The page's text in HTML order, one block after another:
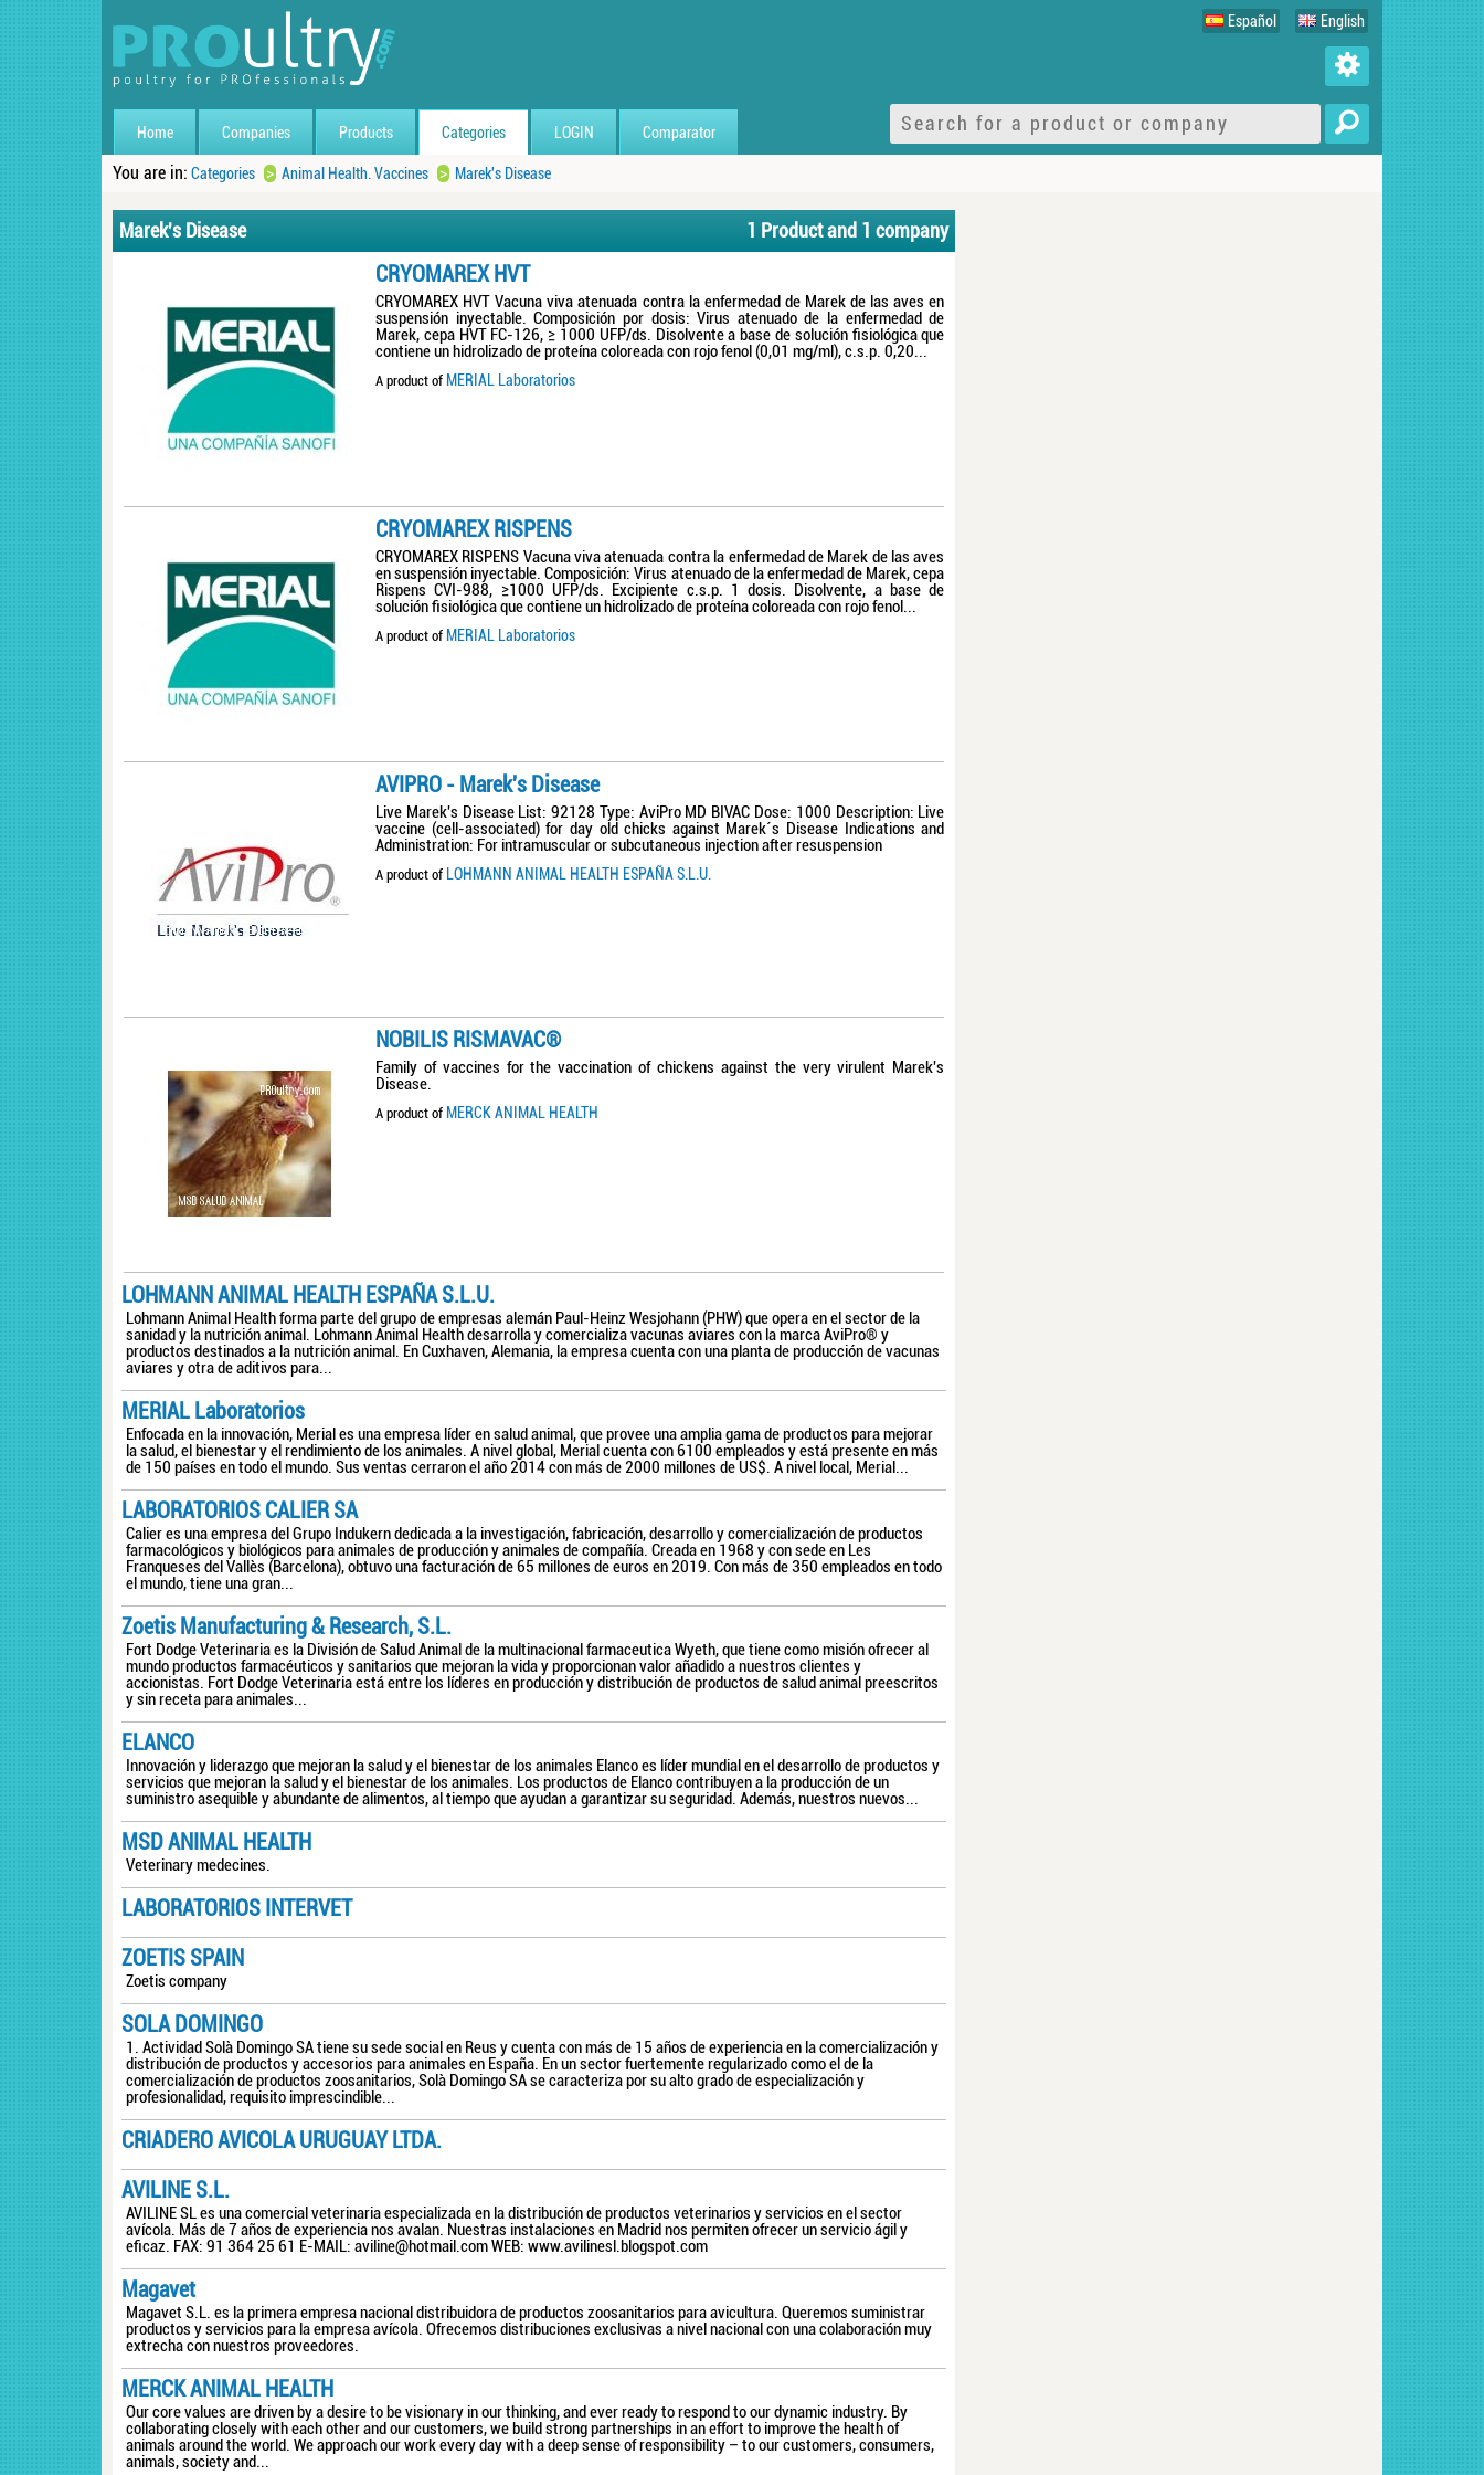
Home Companies Products Categories LOGIN Comparator
Español English
You are in: Categories > Animal Health. Vaccines > Marek's Disease
Marek's Disease 1 Product and 1 company
CRYOMAREX HVT
CRYOMAREX HVT Vacuna viva atenuada contra la enfermedad de Marek de las aves en
suspensión inyectable. Composición por dosis: Virus atenuado de la enfermedad de
Marek, cepa HVT FC-126, ≥ 1000 UFP/ds. Disolvente a base de solución fisiológica que
contiene un hidrolizado de proteína coloreada con rojo fenol (0,01 mg/ml), c.s.p. 0,20...
A product of MERIAL Laboratorios
CRYOMAREX RISPENS
CRYOMAREX RISPENS Vacuna viva atenuada contra la enfermedad de Marek de las aves
en suspensión inyectable. Composición: Virus atenuado de la enfermedad de Marek, cepa
Rispens CVI-988, ≥1000 UFP/ds. Excipiente c.s.p. 1 dosis. Disolvente, a base de
solución fisiológica que contiene un hidrolizado de proteína coloreada con rojo fenol...
A product of MERIAL Laboratorios
AVIPRO - Marek's Disease
Live Marek's Disease List: 92128 Type: AviPro MD BIVAC Dose: 1000 Description: Live
vaccine (cell-associated) for day old chicks against Marek´s Disease Indications and
Administration: For intramuscular or subcutaneous injection after resuspension
A product of LOHMANN ANIMAL HEALTH ESPAÑA S.L.U.
NOBILIS RISMAVAC®
Family of vaccines for the vaccination of chickens against the very virulent Marek's
Disease.
A product of MERCK ANIMAL HEALTH
LOHMANN ANIMAL HEALTH ESPAÑA S.L.U.
Lohmann Animal Health forma parte del grupo de empresas alemán Paul-Heinz Wesjohann (PHW) que opera en el sector de la
sanidad y la nutrición animal. Lohmann Animal Health desarrolla y comercializa vacunas aviares con la marca AviPro® y
productos destinados a la nutrición animal. En Cuxhaven, Alemania, la empresa cuenta con una planta de producción de vacunas
aviares y otra de aditivos para...
MERIAL Laboratorios
Enfocada en la innovación, Merial es una empresa líder en salud animal, que provee una amplia gama de productos para mejorar
la salud, el bienestar y el rendimiento de los animales. A nivel global, Merial cuenta con 6100 empleados y está presente en más
de 150 países en todo el mundo. Sus ventas cerraron el año 2014 con más de 2000 millones de US$. A nivel local, Merial...
LABORATORIOS CALIER SA
Calier es una empresa del Grupo Indukern dedicada a la investigación, fabricación, desarrollo y comercialización de productos
farmacológicos y biológicos para animales de producción y animales de compañía. Creada en 1968 y con sede en Les
Franqueses del Vallès (Barcelona), obtuvo una facturación de 65 millones de euros en 2019. Con más de 350 empleados en todo
el mundo, tiene una gran...
Zoetis Manufacturing & Research, S.L.
Fort Dodge Veterinaria es la División de Salud Animal de la multinacional farmaceutica Wyeth, que tiene como misión ofrecer al
mundo productos farmacéuticos y sanitarios que mejoran la vida y proporcionan valor añadido a nuestros clientes y
accionistas. Fort Dodge Veterinaria está entre los líderes en producción y distribución de productos de salud animal preescritos
y sin receta para animales...
ELANCO
Innovación y liderazgo que mejoran la salud y el bienestar de los animales Elanco es líder mundial en el desarrollo de productos y
servicios que mejoran la salud y el bienestar de los animales. Los productos de Elanco contribuyen a la producción de un
suministro asequible y abundante de alimentos, al tiempo que ayudan a garantizar su seguridad. Además, nuestros nuevos...
MSD ANIMAL HEALTH
Veterinary medecines.
LABORATORIOS INTERVET
ZOETIS SPAIN
Zoetis company
SOLA DOMINGO
1. Actividad Solà Domingo SA tiene su sede social en Reus y cuenta con más de 15 años de experiencia en la comercialización y
distribución de productos y accesorios para animales en España. En un sector fuertemente regularizado como el de la
comercialización de productos zoosanitarios, Solà Domingo SA se caracteriza por su alto grado de especialización y
profesionalidad, requisito imprescindible...
CRIADERO AVICOLA URUGUAY LTDA.
AVILINE S.L.
AVILINE SL es una comercial veterinaria especializada en la distribución de productos veterinarios y servicios en el sector
avícola. Más de 7 años de experiencia nos avalan. Nuestras instalaciones en Madrid nos permiten ofrecer un servicio ágil y
eficaz. FAX: 91 364 25 61 E-MAIL: aviline@hotmail.comWEB: www.avilinesl.blogspot.com
Magavet
Magavet S.L. es la primera empresa nacional distribuidora de productos zoosanitarios para avicultura. Queremos suministrar
productos y servicios para la empresa avícola. Ofrecemos distribuciones exclusivas a nivel nacional con una colaboración muy
extrecha con nuestros proveedores.
MERCK ANIMAL HEALTH
Our core values are driven by a desire to be visionary in our thinking, and ever ready to respond to our dynamic industry. By
collaborating closely with each other and our customers, we build strong partnerships in an effort to improve the health of
animals around the world. We approach our work every day with a deep sense of responsibility – to our customers, consumers,
animals, society and...